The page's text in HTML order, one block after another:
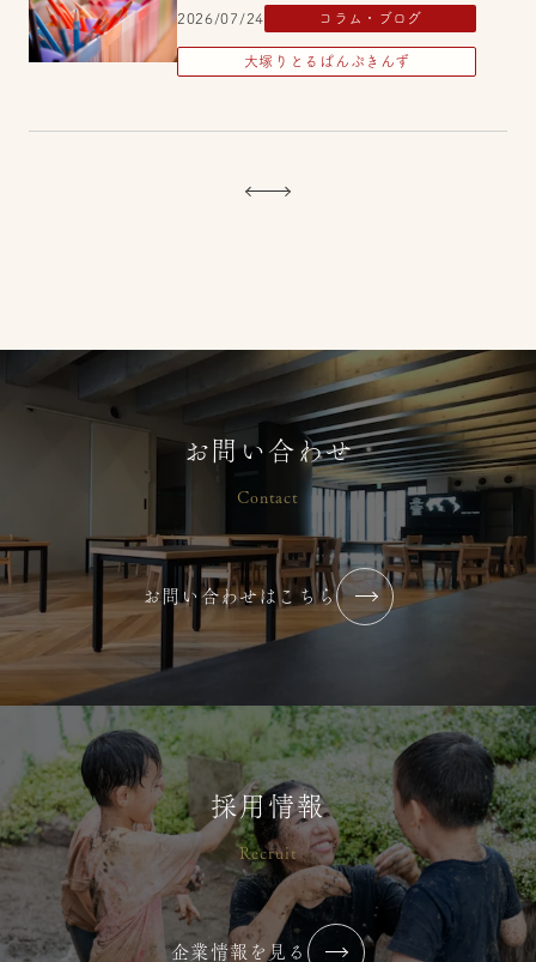
2026/07/24 コラム・ブログ
大塚りとるぱんぷきんず
【2026年 夏】小中高生 保育ボラン
2026年7月【まずはやってみる】
コラム・ブログ
横浜りとるぱんぷきんず
じる瞬間はありますか？】
2026/07/02 コラム・ブログ
横浜りとるぱんぷきんず
令和７年度 すくわくプログラム報
告書
お問い合わせ
Contact
お問い合わせはこちら
採用情報
Recruit
企業情報を見る